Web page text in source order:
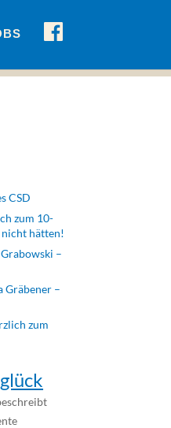
E
B
CSD
zum 10-
hätten!
–
Gräbener –
zum